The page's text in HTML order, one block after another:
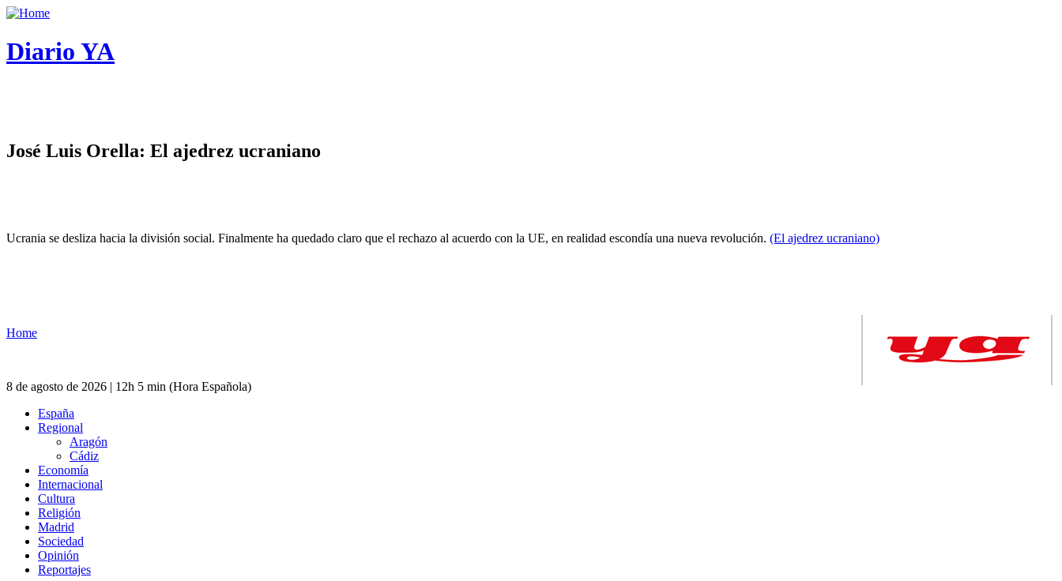
Diario YA
José Luis Orella: El ajedrez ucraniano
Ucrania se desliza hacia la división social. Finalmente ha quedado claro que el rechazo al acuerdo con la UE, en realidad escondía una nueva revolución. (El ajedrez ucraniano)
Home
8 de agosto de 2026 | 12h 5 min (Hora Española)
España
Regional
Aragón
Cádiz
Economía
Internacional
Cultura
Religión
Madrid
Sociedad
Opinión
Reportajes